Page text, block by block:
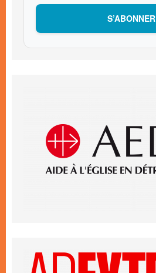
S’ABONNER